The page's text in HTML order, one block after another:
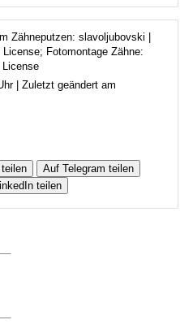
Zähneputzen: slavoljubovski |
Fotomontage Zähne:
| Zuletzt geändert am
Auf Telegram teilen
teilen